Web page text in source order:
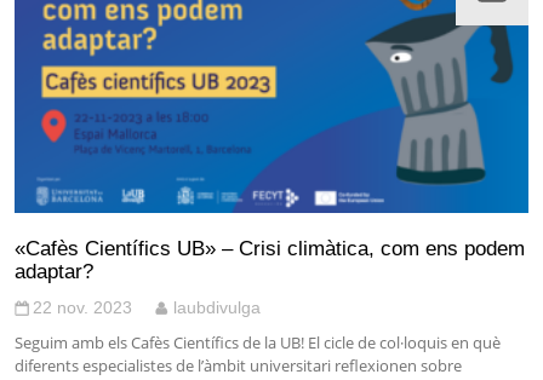
«Cafès Científics UB» – Crisi climàtica, com ens podem
adaptar?
22 nov. 2023 laubdivulga
Seguim amb els Cafès Científics de la UB! El cicle de col·loquis en què
diferents especialistes de l’àmbit universitari reflexionen sobre